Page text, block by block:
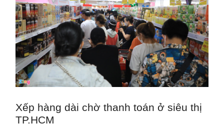
Xếp hàng dài chờ thanh toán ở siêu thị
TP.HCM